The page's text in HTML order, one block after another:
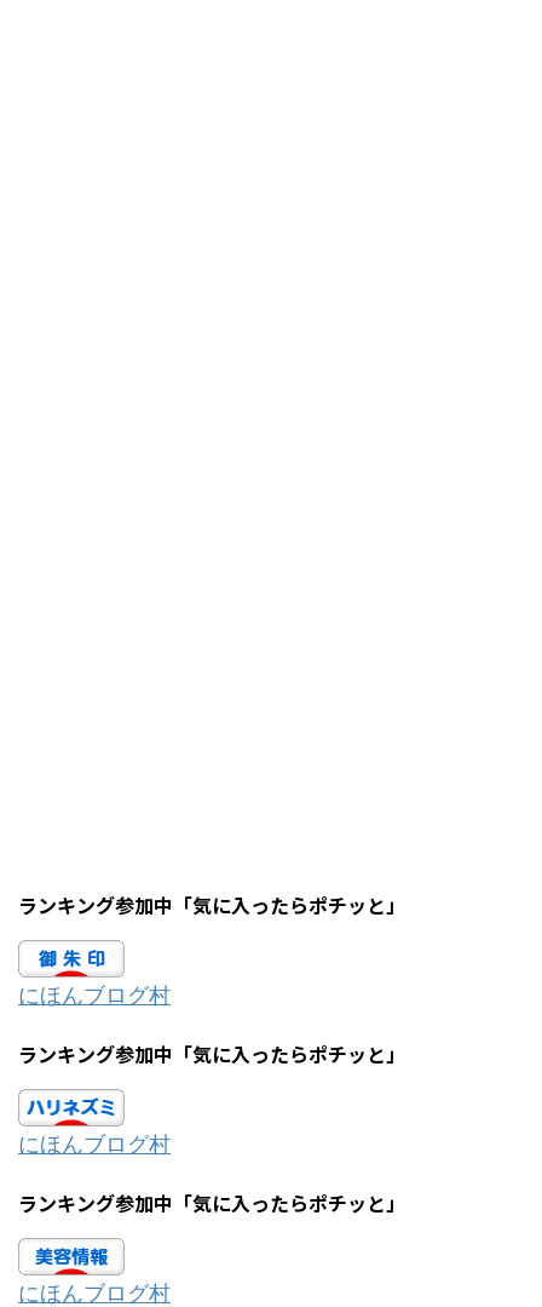
ランキング参加中「気に入ったらポチッと」
にほんブログ村
ランキング参加中「気に入ったらポチッと」
にほんブログ村
ランキング参加中「気に入ったらポチッと」
にほんブログ村